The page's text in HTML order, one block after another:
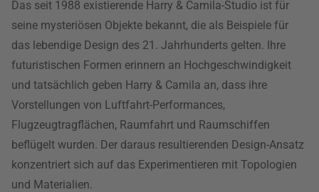
Das seit 1988 existierende Harry & Camila-Studio ist für
seine mysteriösen Objekte bekannt, die als Beispiele für
das lebendige Design des 21. Jahrhunderts gelten. Ihre
futuristischen Formen erinnern an Hochgeschwindigkeit
und tatsächlich geben Harry & Camila an, dass ihre
Vorstellungen von Luftfahrt-Performances,
Flugzeugtragflächen, Raumfahrt und Raumschiffen
beflügelt wurden. Der daraus resultierenden Design-Ansatz
konzentriert sich auf das Experimentieren mit Topologien
und Materialien.